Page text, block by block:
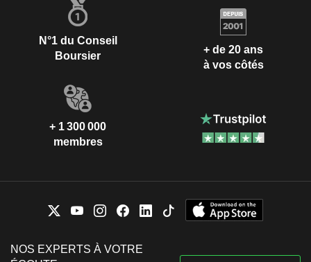
N°1 du Conseil
Boursier
+ de 20 ans
à vos côtés
+ 1 300 000
membres
NOS EXPERTS À VOTRE